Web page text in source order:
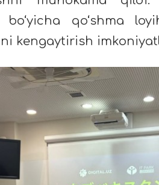
qo‘shma
kengaytirish